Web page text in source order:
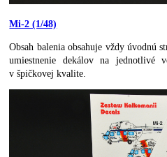
Mi-2 (1/48)
Obsah balenia obsahuje vždy úvodnú
umiestnenie dekálov na jednotlivé
v špičkovej kvalite.